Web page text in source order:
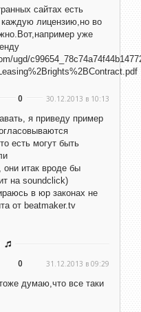
сайтах есть
каждую лицензию,но во
уже
ugd/
0 30.12.2013 в 10:13
я приведу пример
есть могут быть
они итак вроде бы
на soundclick)
в юр законах не
от beatmaker.tv
0 31.12.2013 в 09:29
думаю,что все таки